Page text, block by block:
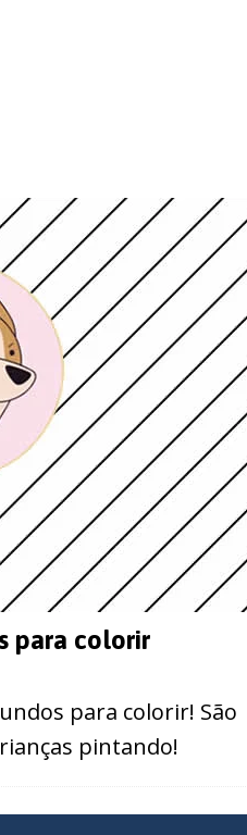
para colorir
para colorir! São
pintando!